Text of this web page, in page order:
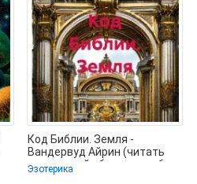
Код Библии. Земля -
Вандервуд Айрин (читать
книгу онлайн бесплатно без
.TXT,
Эзотерика